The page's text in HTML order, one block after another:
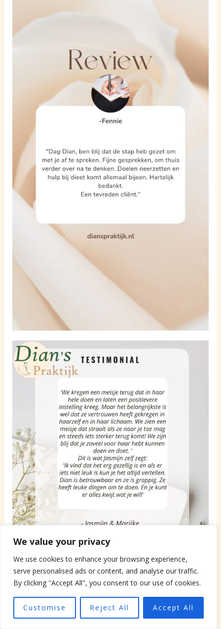
We value your privacy
We use cookies to enhance your browsing experience,
serve personalised ads or content, and analyse our traffic.
By clicking "Accept All", you consent to our use of cookies.
Customise Reject All Accept All